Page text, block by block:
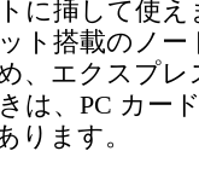
に挿して使
ト搭載のノー
、エクスプ
は、PC カー
ります。